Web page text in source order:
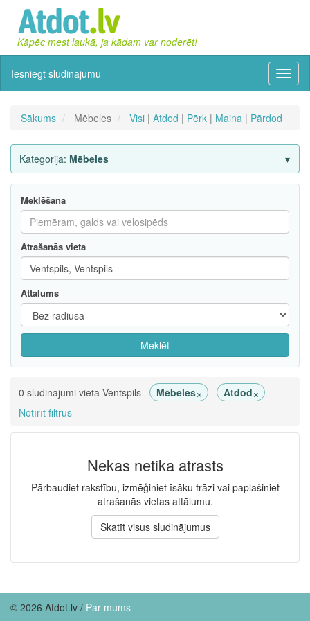
Kāpēc mest laukā, ja kādam var noderēt!
Iesniegt sludinājumu
Sākums Mēbeles Visi | Atdod | Pērk | Maina | Pārdod
Kategorija: Mēbeles
Meklēšana
Atrašanās vieta
Attālums
Meklēt
0 sludinājumi vietā Ventspils Mēbeles× Atdod×
Notīrīt filtrus
Nekas netika atrasts
Pārbaudiet rakstību, izmēģiniet īsāku frāzi vai paplašiniet
atrašanās vietas attālumu.
Skatīt visus sludinājumus
© 2026 Atdot.lv / Par mums